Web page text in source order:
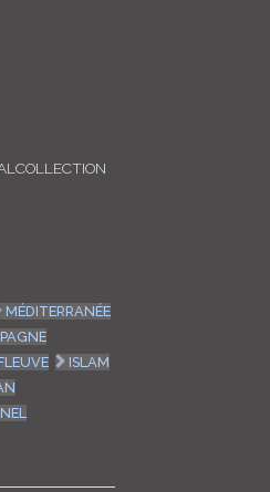
MÉDITERRANÉE
ISLAM